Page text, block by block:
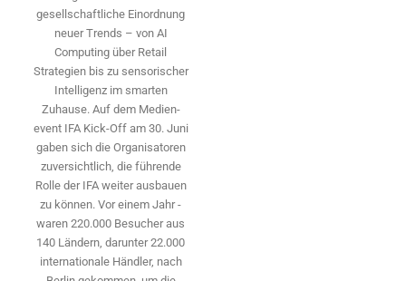
gesellschaftliche Einordnung
neuer Trends – von AI
Computing über Retail
Strategien bis zu sensorischer
Intelligenz im smarten
Zuhause. Auf dem Medien­
event IFA Kick-Off am 30. Juni
gaben sich die Organisatoren
zuversichtlich, die führende
Rolle der IFA weiter ausbauen
zu können. Vor einem Jahr ­
waren 220.000 Besucher aus
140 ­Ländern, ­darunter 22.000
internationale Händler, nach